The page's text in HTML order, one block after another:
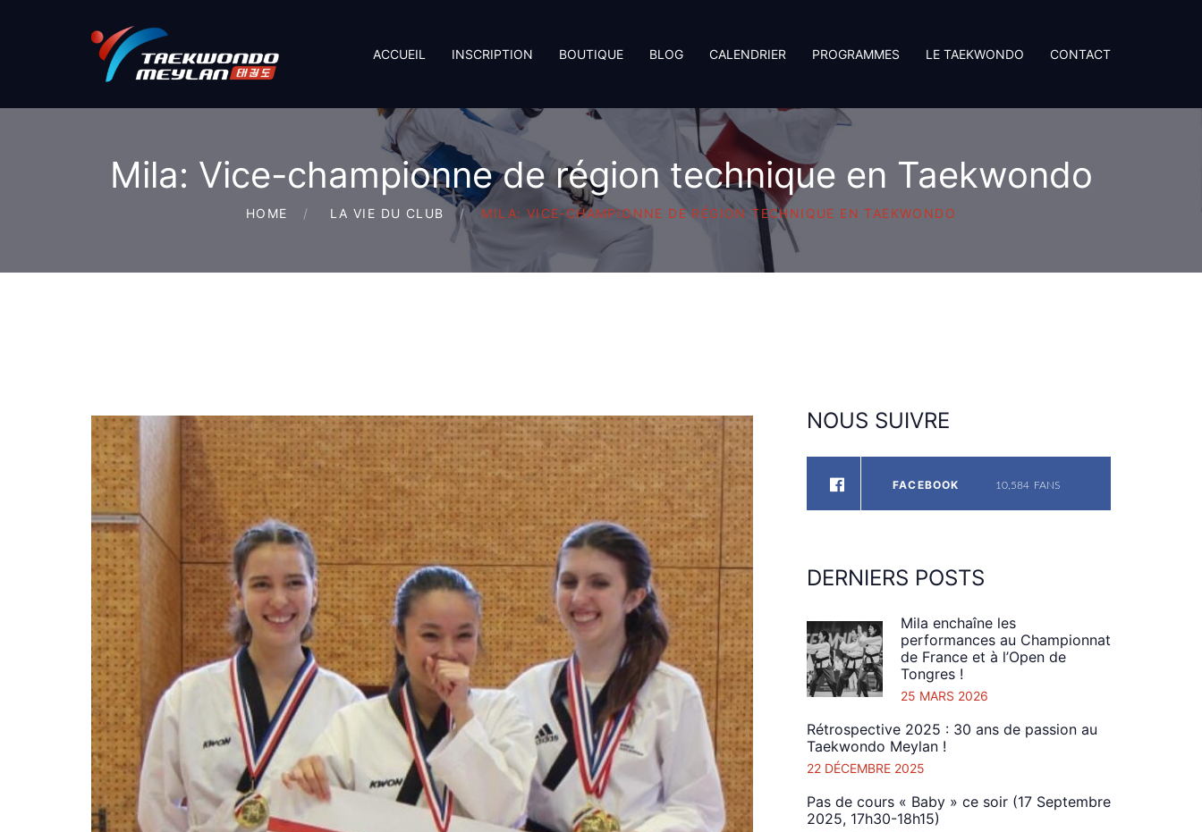
ACCUEIL INSCRIPTION BOUTIQUE BLOG CALENDRIER PROGRAMMES LE TAEKWONDO CONTACT
Mila: Vice-championne de région technique en Taekwondo
HOME LA VIE DU CLUB MILA: VICE-CHAMPIONNE DE RÉGION TECHNIQUE EN TAEKWONDO
NOUS SUIVRE
FACEBOOK 10,584 FANS
DERNIERS POSTS
Mila enchaîne les
performances au Championnat
de France et à l’Open de
Tongres !
25 MARS 2026
Rétrospective 2025 : 30 ans de passion au
Taekwondo Meylan !
22 DÉCEMBRE 2025
Pas de cours « Baby » ce soir (17 Septembre
2025, 17h30-18h15)